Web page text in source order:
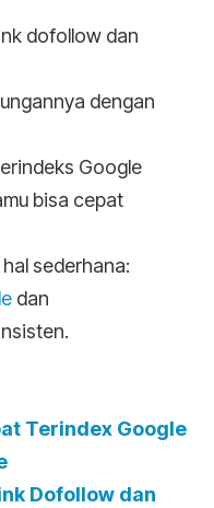
dofollow dan
dengan
Google
bisa cepat
sederhana:
dan
Terindex Google
Dofollow dan